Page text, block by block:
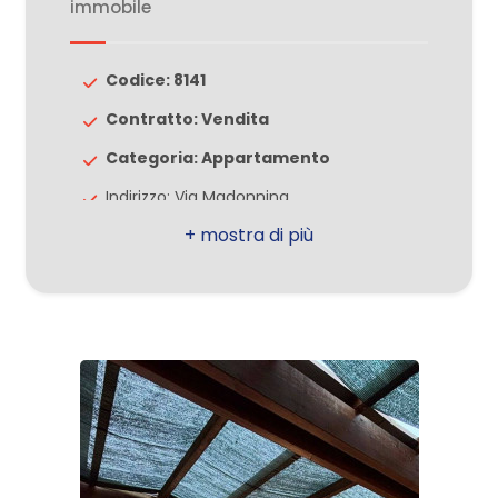
immobile
Codice: 8141
Contratto: Vendita
Categoria: Appartamento
Indirizzo: Via Madonnina
Comune: Nova Milanese
Locali: 4
Piano: 1
Piani totali: 2
opzioni
multiscelta